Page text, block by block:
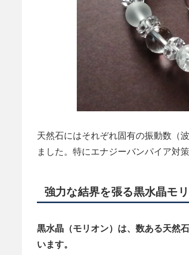
天然石にはそれぞれ固有の振動数（
ました。特にエナジーバンパイア対
強力な結界を張る黒水晶モ
黒水晶（モリオン） は、数ある天然
います。